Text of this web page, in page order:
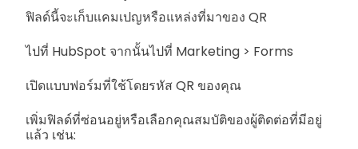
ฟิลด์นี้จะเก็บแคมเปญหรือแหล่งที่มาของ QR
ไปที่ HubSpot จากนั้นไปที่ Marketing > Forms
เปิดแบบฟอร์มที่ใช้โดยรหัส QR ของคุณ
เพิ่มฟิลด์ที่ซ่อนอยู่หรือเลือกคุณสมบัติของผู้ติดต่อที่มีอยู่
แล้ว เช่น: